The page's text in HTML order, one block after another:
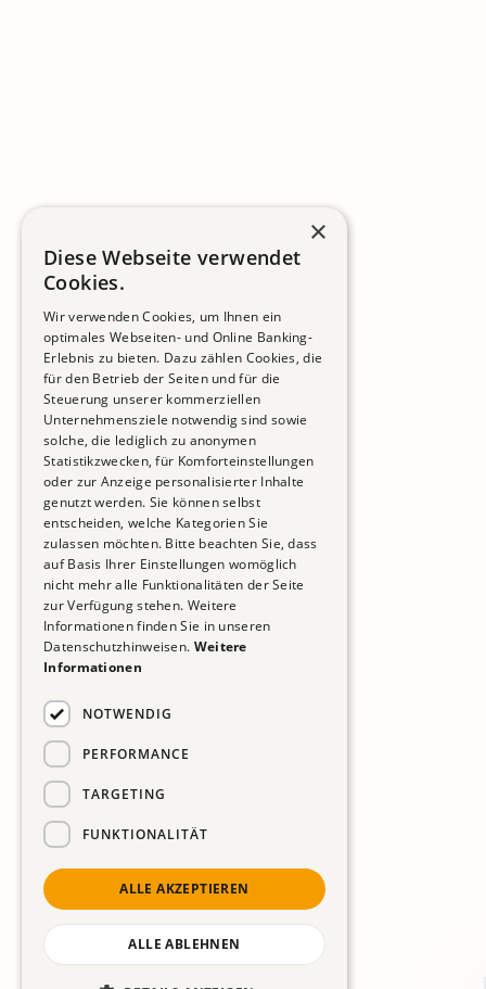
×
Diese Webseite verwendet
Cookies.
Wir verwenden Cookies, um Ihnen ein
optimales Webseiten- und Online Banking-
Erlebnis zu bieten. Dazu zählen Cookies, die
für den Betrieb der Seiten und für die
Steuerung unserer kommerziellen
Unternehmensziele notwendig sind sowie
solche, die lediglich zu anonymen
Statistikzwecken, für Komforteinstellungen
oder zur Anzeige personalisierter Inhalte
genutzt werden. Sie können selbst
entscheiden, welche Kategorien Sie
zulassen möchten. Bitte beachten Sie, dass
auf Basis Ihrer Einstellungen womöglich
nicht mehr alle Funktionalitäten der Seite
zur Verfügung stehen. Weitere
Informationen finden Sie in unseren
Datenschutzhinweisen. Weitere
Informationen
NOTWENDIG
PERFORMANCE
TARGETING
FUNKTIONALITÄT
ALLE AKZEPTIEREN
ALLE ABLEHNEN